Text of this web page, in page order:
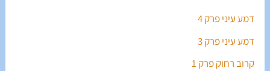
דמע עיני פרק 4
דמע עיני פרק 3
קרוב רחוק פרק 1